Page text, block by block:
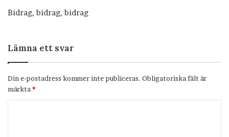
Bidrag, bidrag, bidrag
Lämna ett svar
Din e-postadress kommer inte publiceras. Obligatoriska fält är
märkta *